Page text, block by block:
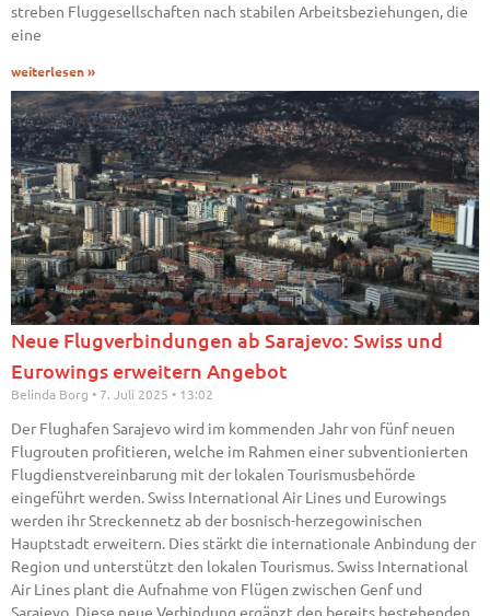
streben Fluggesellschaften nach stabilen Arbeitsbeziehungen, die
eine
weiterlesen »
Neue Flugverbindungen ab Sarajevo: Swiss und
Eurowings erweitern Angebot
Belinda Borg 7. Juli 2025 13:02
Der Flughafen Sarajevo wird im kommenden Jahr von fünf neuen
Flugrouten profitieren, welche im Rahmen einer subventionierten
Flugdienstvereinbarung mit der lokalen Tourismusbehörde
eingeführt werden. Swiss International Air Lines und Eurowings
werden ihr Streckennetz ab der bosnisch-herzegowinischen
Hauptstadt erweitern. Dies stärkt die internationale Anbindung der
Region und unterstützt den lokalen Tourismus. Swiss International
Air Lines plant die Aufnahme von Flügen zwischen Genf und